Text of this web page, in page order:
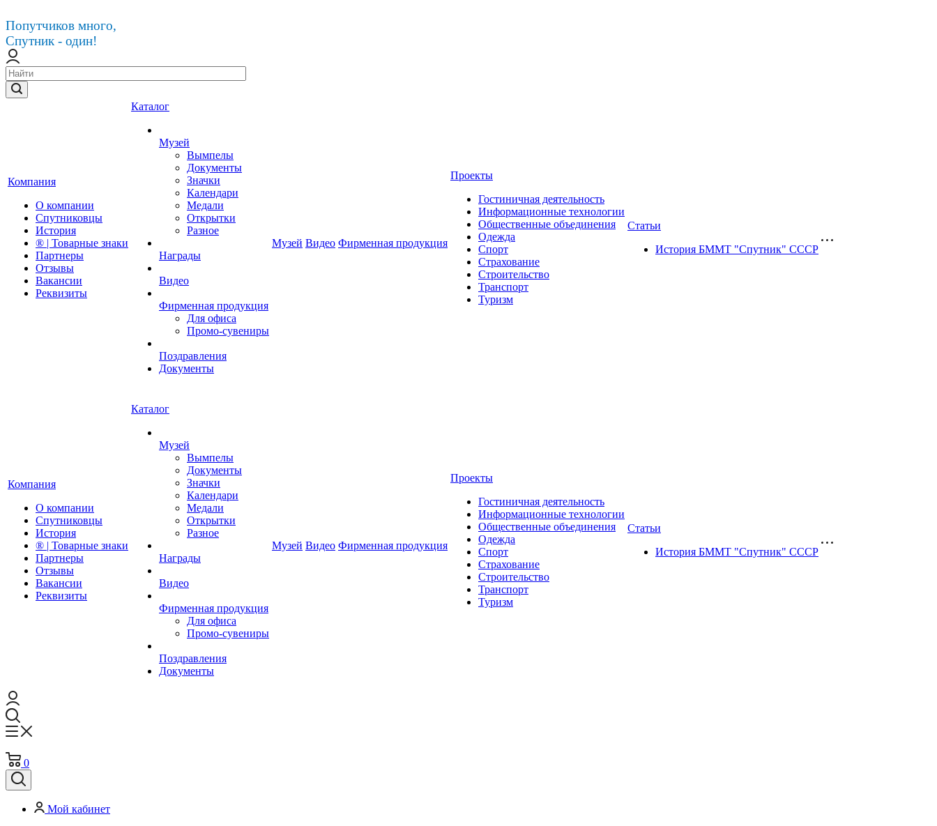
Попутчиков много,
Спутник - один!
Компания
О компании
Спутниковцы
История
® | Товарные знаки
Партнеры
Отзывы
Вакансии
Реквизиты
Каталог
Музей
Вымпелы
Документы
Значки
Календари
Медали
Открытки
Разное
Награды
Видео
Фирменная продукция
Для офиса
Промо-сувениры
Поздравления
Документы
Музей Видео Фирменная продукция
Проекты
Гостиничная деятельность
Информационные технологии
Общественные объединения
Одежда
Спорт
Страхование
Строительство
Транспорт
Туризм
Статьи
История БММТ "Спутник" СССР
Компания
О компании
Спутниковцы
История
® | Товарные знаки
Партнеры
Отзывы
Вакансии
Реквизиты
Каталог
Музей
Вымпелы
Документы
Значки
Календари
Медали
Открытки
Разное
Награды
Видео
Фирменная продукция
Для офиса
Промо-сувениры
Поздравления
Документы
Музей Видео Фирменная продукция
Проекты
Гостиничная деятельность
Информационные технологии
Общественные объединения
Одежда
Спорт
Страхование
Строительство
Транспорт
Туризм
Статьи
История БММТ "Спутник" СССР
0
Мой кабинет